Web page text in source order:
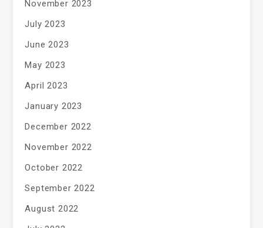
November 2023
July 2023
June 2023
May 2023
April 2023
January 2023
December 2022
November 2022
October 2022
September 2022
August 2022